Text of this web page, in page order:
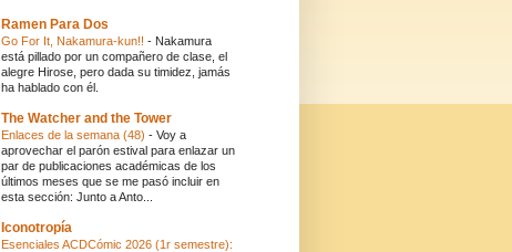
Ramen Para Dos
Go For It, Nakamura-kun!! - Nakamura
está pillado por un compañero de clase, el
alegre Hirose, pero dada su timidez, jamás
ha hablado con él.
The Watcher and the Tower
Enlaces de la semana (48) - Voy a
aprovechar el parón estival para enlazar un
par de publicaciones académicas de los
últimos meses que se me pasó incluir en
esta sección: Junto a Anto...
Iconotropía
Esenciales ACDCómic 2026 (1r semestre):